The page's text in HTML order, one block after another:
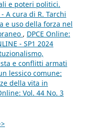
e poteri politici.
A cura di R. Tarchi
e uso della forza nel
, DPCE Online:
- SP1 2024
e conflitti armati
lessico comune:
della vita in
Vol. 44 No. 3